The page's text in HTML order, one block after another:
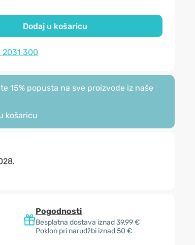
Dodaj u košaricu
2031 300
15% popusta na sve proizvode iz naše
košaricu
Pogodnosti
Besplatna dostava iznad 39,99 €
Poklon pri narudžbi iznad 50 €